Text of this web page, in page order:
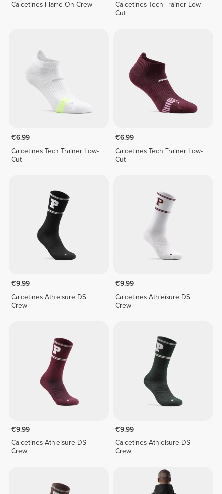
Calcetines Flame On Crew
Calcetines Tech Trainer Low-
Cut
€6.99
Calcetines Tech Trainer Low-
Cut
€6.99
Calcetines Tech Trainer Low-
Cut
€9.99
Calcetines Athleisure DS
Crew
€9.99
Calcetines Athleisure DS
Crew
€9.99
Calcetines Athleisure DS
Crew
€9.99
Calcetines Athleisure DS
Crew